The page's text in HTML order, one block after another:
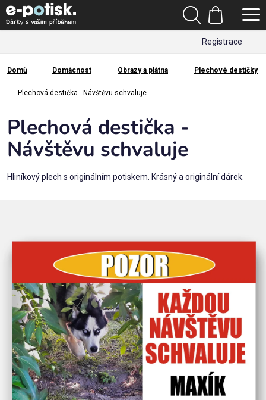
Přejít
na
obsah
Registrace
Hledat
Nákupní
košík
Kategorie
Dárek
pro
Rodina
Příležitosti
Domácnost
Kolekce
Domů
Domů Domácnost Obrazy a plátna Plechové destičky
Plechová destička - Návštěvu schvaluje
Plechová destička -
Návštěvu schvaluje
Hliníkový plech s originálním potiskem. Krásný a originální dárek.